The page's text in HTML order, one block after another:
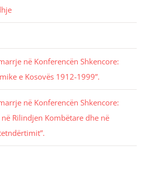
në Konferencën Shkencore:
e Kosovës 1912-1999”.
në Konferencën Shkencore:
Rilindjen Kombëtare dhe në